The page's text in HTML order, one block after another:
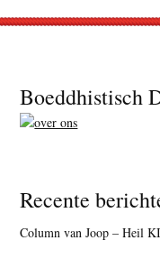
Footer
Boeddhistisch
Recente
Column van Joop – Heil